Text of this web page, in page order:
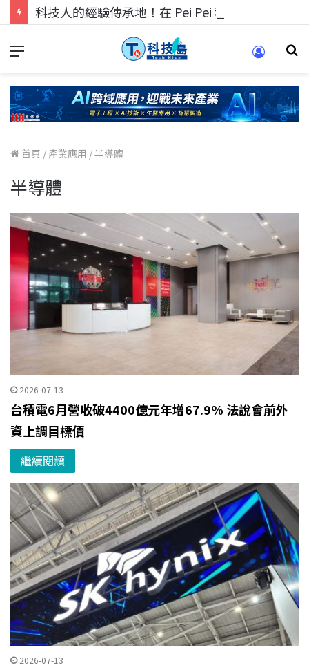
首頁 / 產業應用 /半導體
半導體
2026-07-13
台積電6月營收破4400億元年增67.9% 法說會前外
資上調目標價
繼續閱讀
2026-07-13